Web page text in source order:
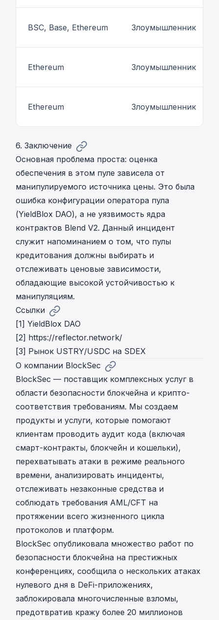
BSC, Base, Ethereum Злоумышленник
Ethereum Злоумышленник
Ethereum Злоумышленник
6. Заключение
Основная проблема проста: оценка
обеспечения в этом пуле зависела от
манипулируемого источника цены. Это была
ошибка конфигурации оператора пула
(YieldBlox DAO), а не уязвимость ядра
контрактов Blend V2. Данный инцидент
служит напоминанием о том, что пулы
кредитования должны выбирать и
отслеживать ценовые зависимости,
обладающие высокой устойчивостью к
манипуляциям.
Ссылки
[1] YieldBlox DAO
[2] https://reflector.network/
[3] Рынок USTRY/USDC на SDEX
О компании BlockSec
BlockSec — поставщик комплексных услуг в
области безопасности блокчейна и крипто-
соответствия требованиям. Мы создаем
продукты и услуги, которые помогают
клиентам проводить аудит кода (включая
смарт-контракты, блокчейн и кошельки),
перехватывать атаки в режиме реального
времени, анализировать инциденты,
отслеживать незаконные средства и
соблюдать требования AML/CFT на
протяжении всего жизненного цикла
протоколов и платформ.
BlockSec опубликовала множество работ по
безопасности блокчейна на престижных
конференциях, сообщила о нескольких атаках
нулевого дня в DeFi-приложениях,
заблокировала многочисленные взломы,
предотвратив кражу более 20 миллионов